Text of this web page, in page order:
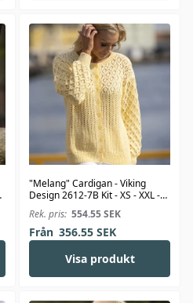
"Melang" Cardigan - Viking
Design 2612-7B Kit - XS - XXL -
Viking Bambino
Rek. pris: 554.55SEK
Från 356.55SEK
Visa produkt